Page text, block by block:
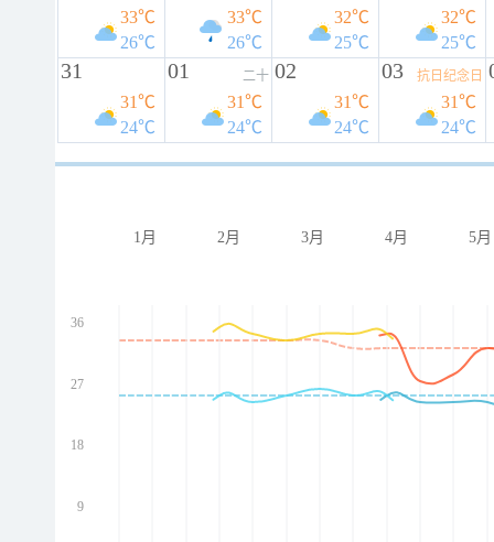
33℃
26℃
33℃
26℃
32℃
25℃
32℃
25℃
31
31℃
24℃
01 二十
31℃
24℃
02
31℃
24℃
03 抗日纪念日
31℃
24℃
1月 2月 3月 4月 5月
36
27
18
9